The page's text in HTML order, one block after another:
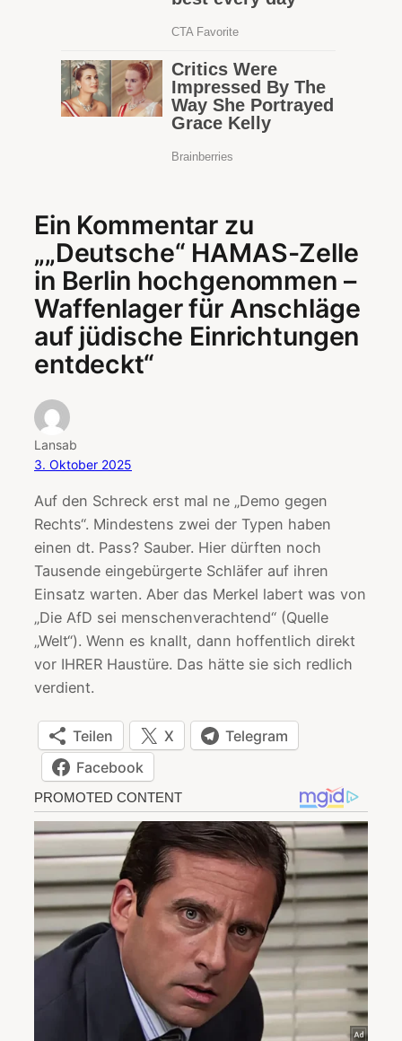
Ein Kommentar zu
„„Deutsche“ HAMAS-Zelle
in Berlin hochgenommen –
Waffenlager für Anschläge
auf jüdische Einrichtungen
entdeckt“
Lansab
3. Oktober 2025
Auf den Schreck erst mal ne „Demo gegen
Rechts“. Mindestens zwei der Typen haben
einen dt. Pass? Sauber. Hier dürften noch
Tausende eingebürgerte Schläfer auf ihren
Einsatz warten. Aber das Merkel labert was von
„Die AfD sei menschenverachtend“ (Quelle
„Welt“). Wenn es knallt, dann hoffentlich direkt
vor IHRER Haustüre. Das hätte sie sich redlich
verdient.
Teilen X
Telegram
Facebook